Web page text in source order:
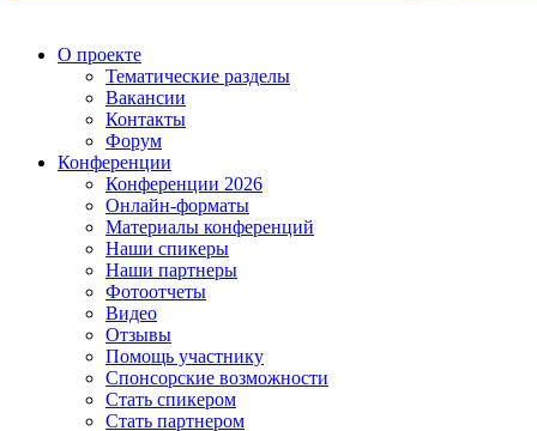
О проекте
Тематические разделы
Вакансии
Контакты
Форум
Конференции
Конференции 2026
Онлайн-форматы
Материалы конференций
Наши спикеры
Наши партнеры
Фотоотчеты
Видео
Отзывы
Помощь участнику
Спонсорские возможности
Стать спикером
Стать партнером